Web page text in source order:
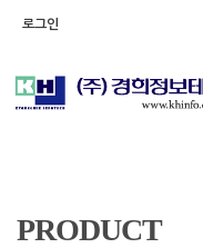
로그인
PRODUCT